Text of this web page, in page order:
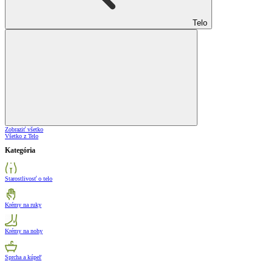
Telo
Zobraziť všetko
Všetko z Telo
Kategória
Starostlivosť o telo
Krémy na ruky
Krémy na nohy
Sprcha a kúpeľ